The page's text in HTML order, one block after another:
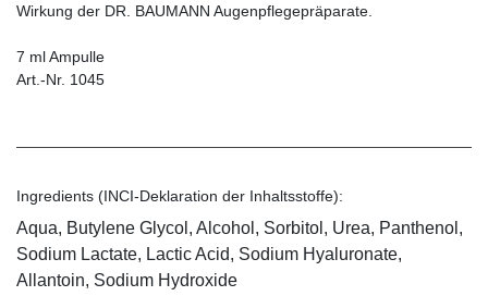
Wirkung der DR. BAUMANN Augenpflegepräparate.
7 ml Ampulle
Art.-Nr. 1045
Ingredients (INCI-Deklaration der Inhaltsstoffe):
Aqua, Butylene Glycol, Alcohol, Sorbitol, Urea, Panthenol,
Sodium Lactate, Lactic Acid, Sodium Hyaluronate,
Allantoin, Sodium Hydroxide